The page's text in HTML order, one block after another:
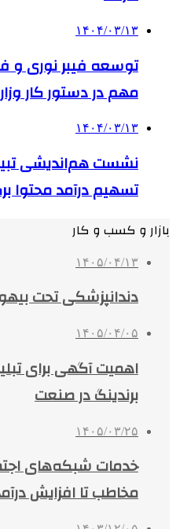
۱۴۰۴/۰۳/۱۳
توسعه فیبر نوری و
مهم در دستور کار
۱۴۰۴/۰۳/۱۳
نشست هم‌اندیشی
تسهیم درآمد محتوا
بازار و کسب و کار
۱۴۰۵/۰۴/۱۳
دندانپزشکی تحت
۱۴۰۵/۰۴/۰۵
اهمیت آگهی برای
برندینگ در صنعت
۱۴۰۵/۰۳/۲۵
مخاطب تا افزایش